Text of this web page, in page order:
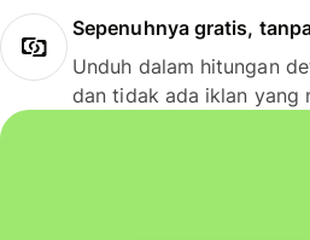
Sepenuhnya gratis,
Unduh dalam hitungan
dan tidak ada iklan yang